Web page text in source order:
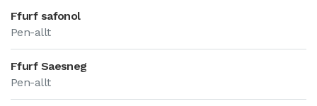
Ffurf safonol
Pen-allt
Ffurf Saesneg
Pen-allt